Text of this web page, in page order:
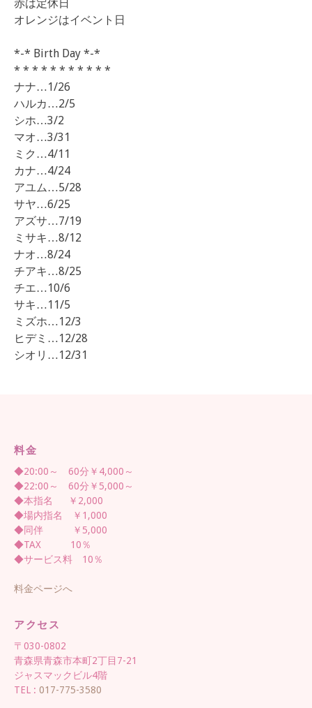
赤は定休日
オレンジはイベント日
*-* Birth Day *-*
* * * * * * * * * * *
ナナ…1/26
ハルカ…2/5
シホ…3/2
マオ…3/31
ミク…4/11
カナ…4/24
アユム…5/28
サヤ…6/25
アズサ…7/19
ミサキ…8/12
ナオ…8/24
チアキ…8/25
チエ…10/6
サキ…11/5
ミズホ…12/3
ヒデミ…12/28
シオリ…12/31
料金
◆20:00～ 60分￥4,000～
◆22:00～ 60分￥5,000～
◆本指名 ￥2,000
◆場内指名 ￥1,000
◆同伴 ￥5,000
◆TAX 10％
◆サービス料 10％
料金ページへ
アクセス
〒030-0802
青森県青森市本町2丁目7-21
ジャスマックビル4階
TEL : 017-775-3580